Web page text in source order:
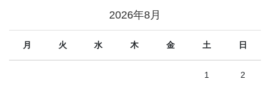
2026年8月
月 火 水 木 金 土 日
1 2